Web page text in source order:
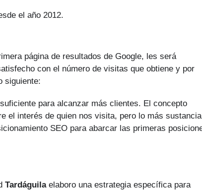
el año 2012.
página de resultados de Google, les será
con el número de visitas que obtiene y por
siguiente:
para alcanzar más clientes. El concepto
el interés de quien nos visita, pero lo más
SEO para abarcar las primeras
Tardáguilaelaboro una estrategia específica para